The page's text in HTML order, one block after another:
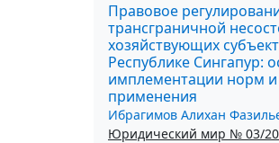
Правовое
трансграничной
хозяйствующих
Республике Сингапур:
имплементации норм и
применения
Ибрагимов Алихан
Юридический мир № 03/